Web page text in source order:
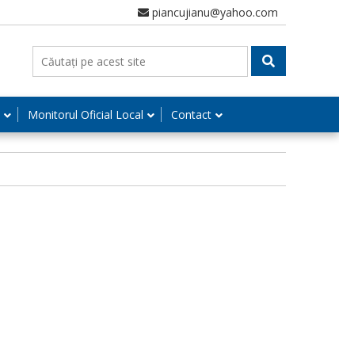
piancujianu@yahoo.com
Monitorul Oficial Local Contact